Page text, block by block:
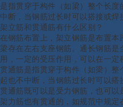
是指贯穿于构件（如梁）整个长
中断，当钢筋过长时可以搭接或焊
架立筋和贯通筋有什么区别？
在钢筋布置上，架立钢筋是布置本
梁存在左右支座钢筋。通长钢筋
用，一定的受压作用，可以在一定
贯通筋是指贯穿于构件（如梁）整
起也不中断，当钢筋过长时可以搭
贯通筋既可以是受力钢筋，也可以
架力筋也有贯通的，如规范中规